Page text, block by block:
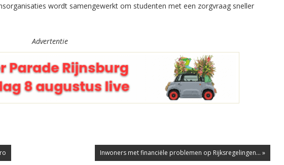
wordt samengewerkt om studenten met een zorgvraag sneller
Advertentie
Inwoners met financiële problemen op Rijksregelingen... »